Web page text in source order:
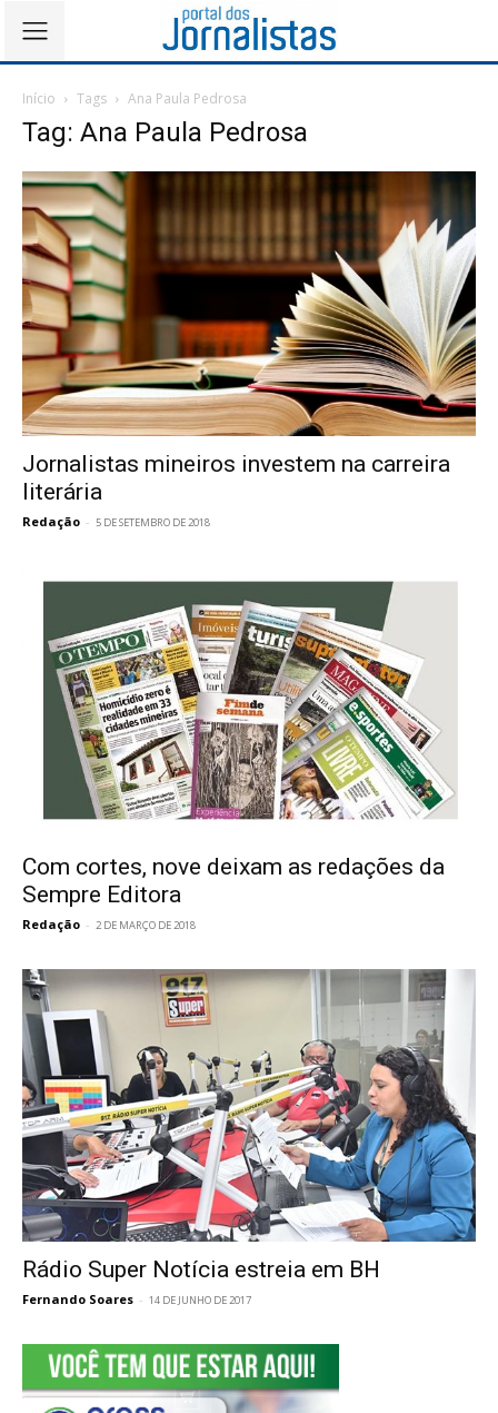
Início Tags Ana Paula Pedrosa
Tag: Ana Paula Pedrosa
Jornalistas mineiros investem na carreira
literária
Redação - 5 DE SETEMBRO DE 2018
Com cortes, nove deixam as redações da
Sempre Editora
Redação - 2 DE MARÇO DE 2018
Rádio Super Notícia estreia em BH
Fernando Soares - 14 DE JUNHO DE 2017